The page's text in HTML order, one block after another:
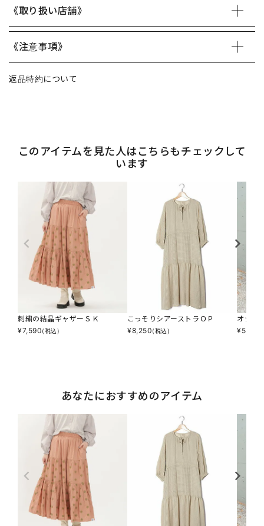
《取り扱い店舗》
《注意事項》
返品特約について
このアイテムを見た人はこちらもチェックして
います
刺繍の結晶ギャザーＳＫ
¥7,590(税込)
こっそりシアーストラＯＰ
¥8,250(税込)
オシャ
¥5,874
あなたにおすすめのアイテム